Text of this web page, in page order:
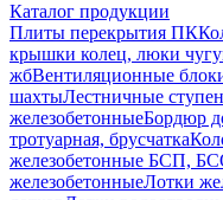
Каталог продукции
Плиты перекрытия ПК
крышки колец, люки
жбВентиляционные
шахтыЛестничные
железобетонныеБордюр
тротуарная, брусчатка
железобетонные БСП,
железобетонныеЛотки